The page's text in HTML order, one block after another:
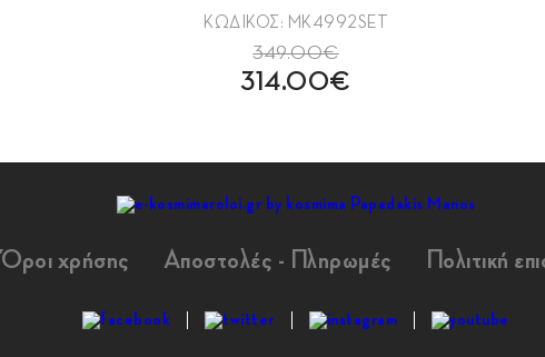
ΚΩΔΙΚΟΣ: MK4992SET
349.00€
314.00€
Όροι χρήσης Αποστολές - Πληρωμές Πολιτική